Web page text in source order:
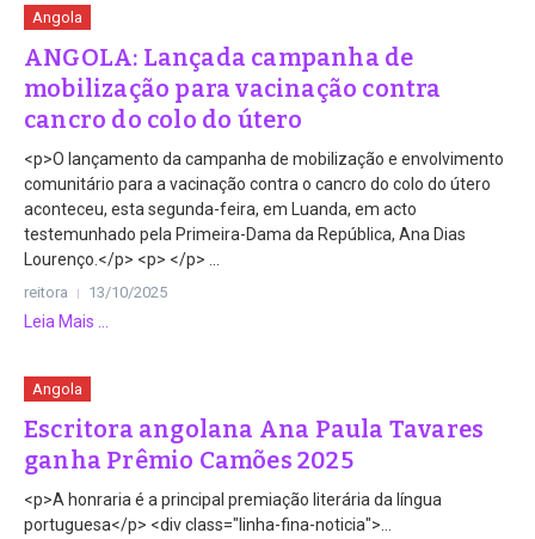
Angola
ANGOLA: Lançada campanha de
mobilização para vacinação contra
cancro do colo do útero
<p>O lançamento da campanha de mobilização e envolvimento
comunitário para a vacinação contra o cancro do colo do útero
aconteceu, esta segunda-feira, em Luanda, em acto
testemunhado pela Primeira-Dama da República, Ana Dias
Lourenço.</p> <p> </p> ...
reitora 13/10/2025
Leia Mais ...
Angola
Escritora angolana Ana Paula Tavares
ganha Prêmio Camões 2025
<p>A honraria é a principal premiação literária da língua
portuguesa</p> <div class="linha-fina-noticia">...